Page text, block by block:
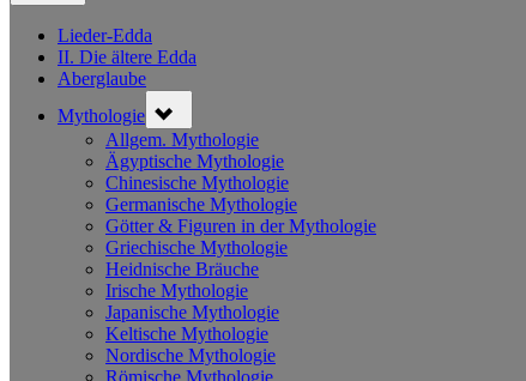
Lieder-Edda
II. Die ältere Edda
Aberglaube
Mythologie sub-
menu
Allgem. Mythologie
Ägyptische Mythologie
Chinesische Mythologie
Germanische Mythologie
Götter & Figuren in der Mythologie
Griechische Mythologie
Heidnische Bräuche
Irische Mythologie
Japanische Mythologie
Keltische Mythologie
Nordische Mythologie
Römische Mythologie